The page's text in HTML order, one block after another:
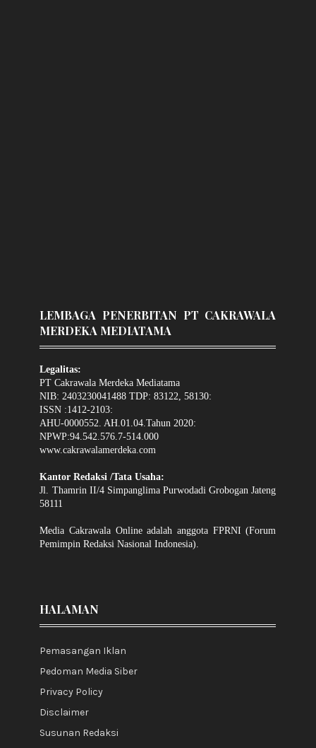
LEMBAGA PENERBITAN PT CAKRAWALA
MERDEKA MEDIATAMA
Legalitas:
PT Cakrawala Merdeka Mediatama
NIB: 2403230041488 TDP: 83122, 58130:
ISSN :1412-2103:
AHU-0000552. AH.01.04.Tahun 2020:
NPWP:94.542.576.7-514.000
www.cakrawalamerdeka.com
Kantor Redaksi /Tata Usaha:
Jl. Thamrin II/4 Simpanglima Purwodadi Grobogan Jateng
58111
Media Cakrawala Online adalah anggota FPRNI (Forum
Pemimpin Redaksi Nasional Indonesia).
HALAMAN
Pemasangan Iklan
Pedoman Media Siber
Privacy Policy
Disclaimer
Susunan Redaksi